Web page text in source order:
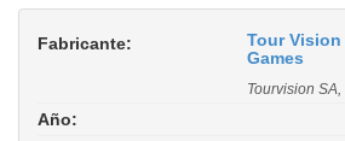
Fabricante:
Tour Vision
Games
Tourvision
Año: